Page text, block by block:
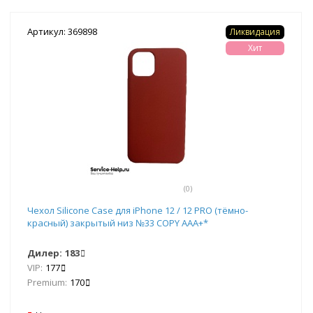
Артикул: 369898
(0)
Ликвидация
Хит
Чехол Silicone Case для iPhone 12 / 12 PRO (тёмно-
красный) закрытый низ №33 COPY AAA+*
Дилер: 183
VIP: 177
Premium: 170